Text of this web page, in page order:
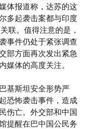
体报道称，达苏的这
多起袭击案都与印度
联。值得注意的是，
事件仍处于紧张调查
部方面再次发出紧急
媒体的高度关注。
基斯坦安全形势严
恐怖袭击事件，造成
伤亡。外交部和中国
提醒在巴中国公民务